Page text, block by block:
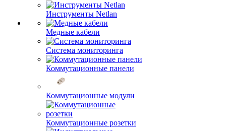
Инструменты Netlan
Медные кабели
Система мониторинга
Коммутационные панели
Коммутационные модули
Коммутационные розетки